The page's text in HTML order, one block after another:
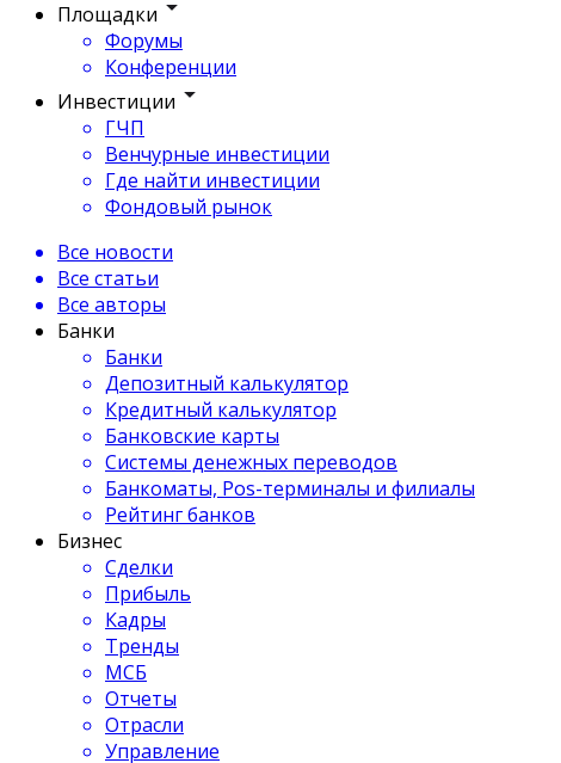
Площадки
Форумы
Конференции
Инвестиции
ГЧП
Венчурные инвестиции
Где найти инвестиции
Фондовый рынок
Все новости
Все статьи
Все авторы
Банки
Банки
Депозитный калькулятор
Кредитный калькулятор
Банковские карты
Системы денежных переводов
Банкоматы, Pos-терминалы и филиалы
Рейтинг банков
Бизнес
Сделки
Прибыль
Кадры
Тренды
МСБ
Отчеты
Отрасли
Управление